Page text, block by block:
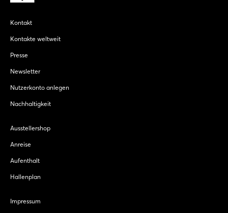
Kontakt
Kontakte weltweit
Presse
Newsletter
Nutzerkonto anlegen
Nachhaltigkeit
Ausstellershop
Anreise
Aufenthalt
Hallenplan
Impressum